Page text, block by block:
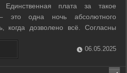
плата за такое
это одна ночь абсолютного
когда дозволено всё. Согласны
эксперименте? ...
06.05.2025